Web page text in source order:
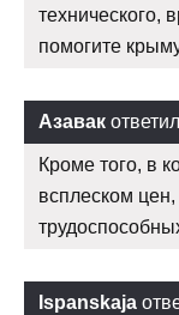
технического,
помогите
Азавак
Кроме того, в
всплеском
Ispanskaja